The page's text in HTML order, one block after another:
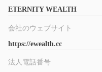
ップ、モバイルで利用可能
入金と出金
などの入金および出金方法が
ETERNITY WEALTH
会社のウェブサイト
https://ewealth.cc
法人電話番号